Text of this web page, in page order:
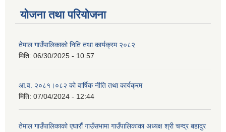
योजना तथा परियोजना
तेमाल गाउँपालिकाको निति तथा कार्यक्रम २०८२
मिति: 06/30/2025 - 10:57
आ.व. २०८१।०८२ को वार्षिक नीति तथा कार्यक्रम
मिति: 07/04/2024 - 12:44
तेमाल गाउँपालिकाको एघारौं गाउँसभामा गाउँपालिकाका अध्यक्ष श्री चन्द्र बहादुर